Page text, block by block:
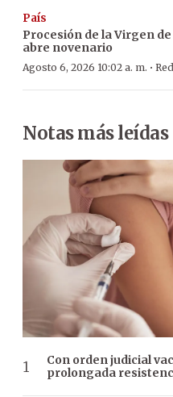
País
Procesión de la Virgen
abre novenario
Agosto 6, 2026 10:02 a. m. ·
Notas más leídas
Con orden judicial
prolongada